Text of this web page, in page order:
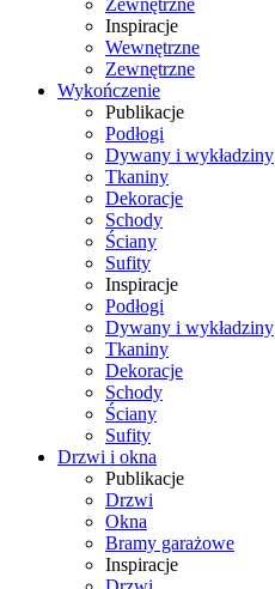
Zewnętrzne
Inspiracje
Wewnętrzne
Zewnętrzne
Wykończenie
Publikacje
Podłogi
Dywany i wykładziny
Tkaniny
Dekoracje
Schody
Ściany
Sufity
Inspiracje
Podłogi
Dywany i wykładziny
Tkaniny
Dekoracje
Schody
Ściany
Sufity
Drzwi i okna
Publikacje
Drzwi
Okna
Bramy garażowe
Inspiracje